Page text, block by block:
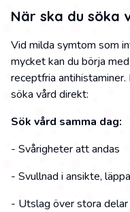
När ska du söka
Vid milda symtom som
mycket kan du börja
receptfria
söka vård direkt:
Sök vård samma dag:
- Svårigheter att andas
- Svullnad i ansikte,
- Utslag över stora delar